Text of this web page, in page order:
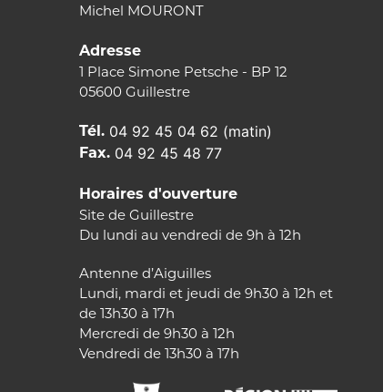
Michel MOURONT
Adresse
1 Place Simone Petsche - BP 12
05600 Guillestre
Tél. 04 92 45 04 62 (matin)
Fax. 04 92 45 48 77
Horaires d'ouverture
Site de Guillestre
Du lundi au vendredi de 9h à 12h
Antenne d’Aiguilles
Lundi, mardi et jeudi de 9h30 à 12h et
de 13h30 à 17h
Mercredi de 9h30 à 12h
Vendredi de 13h30 à 17h